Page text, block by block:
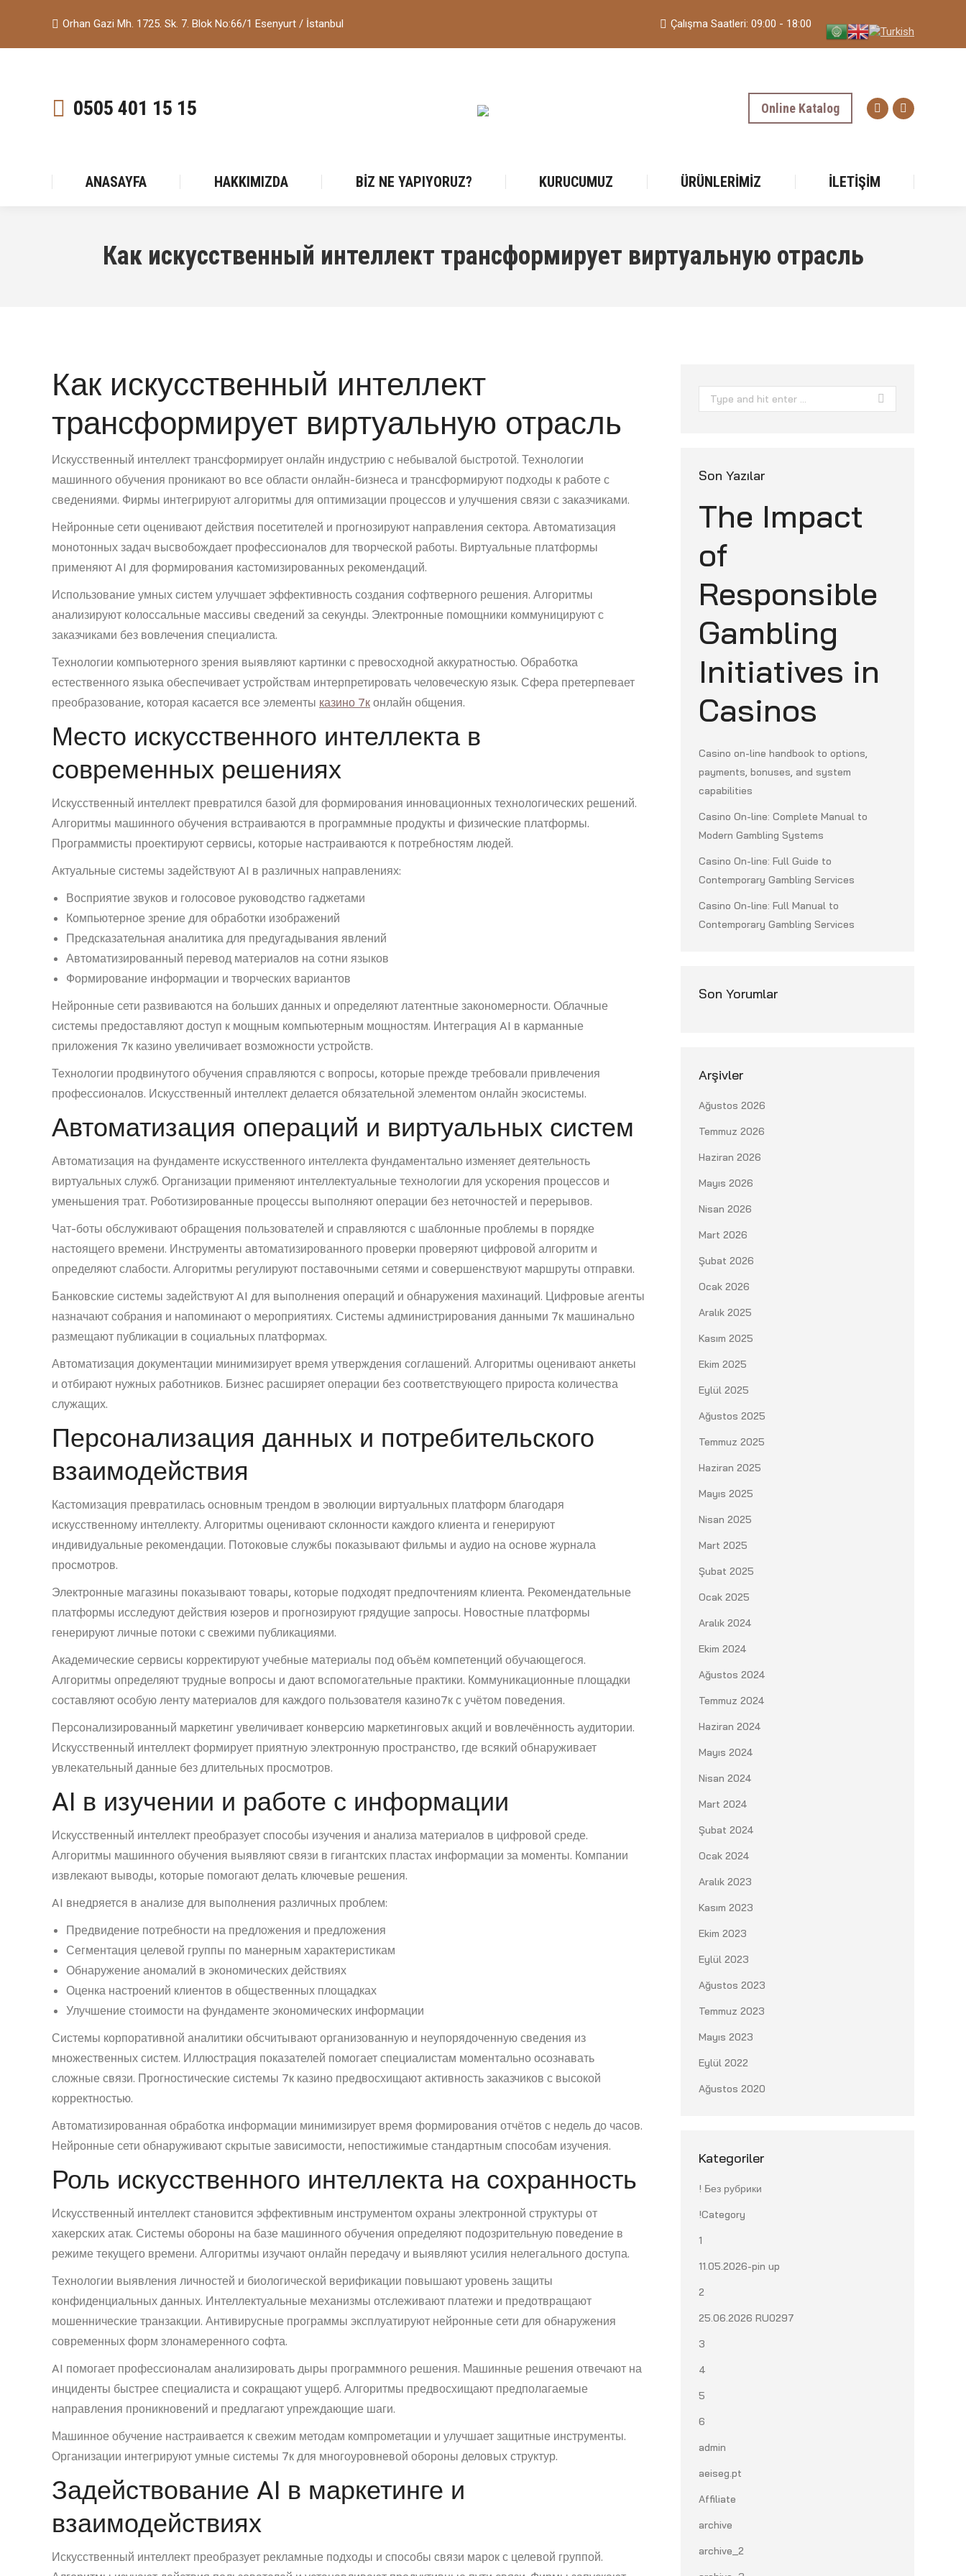
Orhan Gazi Mh. 1725. Sk. 7. Blok No:66/1 Esenyurt / İstanbul Çalışma Saatleri: 09:00 - 18:00
0505 401 15 15 Online Katalog
ANASAYFA HAKKIMIZDA BIZ NE YAPIYORUZ? KURUCUMUZ ÜRÜNLERIMIZ İLETIŞIM
Как искусственный интеллект трансформирует виртуальную отрасль
Как искусственный интеллект
трансформирует виртуальную отрасль
Искусственный интеллект трансформирует онлайн индустрию с небывалой быстротой. Технологии
машинного обучения проникают во все области онлайн-бизнеса и трансформируют подходы к работе с
сведениями. Фирмы интегрируют алгоритмы для оптимизации процессов и улучшения связи с заказчиками.
Нейронные сети оценивают действия посетителей и прогнозируют направления сектора. Автоматизация
монотонных задач высвобождает профессионалов для творческой работы. Виртуальные платформы
применяют AI для формирования кастомизированных рекомендаций.
Использование умных систем улучшает эффективность создания софтверного решения. Алгоритмы
анализируют колоссальные массивы сведений за секунды. Электронные помощники коммуницируют с
заказчиками без вовлечения специалиста.
Технологии компьютерного зрения выявляют картинки с превосходной аккуратностью. Обработка
естественного языка обеспечивает устройствам интерпретировать человеческую язык. Сфера претерпевает
преобразование, которая касается все элементы казино 7к онлайн общения.
Место искусственного интеллекта в
современных решениях
Искусственный интеллект превратился базой для формирования инновационных технологических решений.
Алгоритмы машинного обучения встраиваются в программные продукты и физические платформы.
Программисты проектируют сервисы, которые настраиваются к потребностям людей.
Актуальные системы задействуют AI в различных направлениях:
Восприятие звуков и голосовое руководство гаджетами
Компьютерное зрение для обработки изображений
Предсказательная аналитика для предугадывания явлений
Автоматизированный перевод материалов на сотни языков
Формирование информации и творческих вариантов
Нейронные сети развиваются на больших данных и определяют латентные закономерности. Облачные
системы предоставляют доступ к мощным компьютерным мощностям. Интеграция AI в карманные
приложения 7к казино увеличивает возможности устройств.
Технологии продвинутого обучения справляются с вопросы, которые прежде требовали привлечения
профессионалов. Искусственный интеллект делается обязательной элементом онлайн экосистемы.
Автоматизация операций и виртуальных систем
Автоматизация на фундаменте искусственного интеллекта фундаментально изменяет деятельность
виртуальных служб. Организации применяют интеллектуальные технологии для ускорения процессов и
уменьшения трат. Роботизированные процессы выполняют операции без неточностей и перерывов.
Чат-боты обслуживают обращения пользователей и справляются с шаблонные проблемы в порядке
настоящего времени. Инструменты автоматизированного проверки проверяют цифровой алгоритм и
определяют слабости. Алгоритмы регулируют поставочными сетями и совершенствуют маршруты отправки.
Банковские системы задействуют AI для выполнения операций и обнаружения махинаций. Цифровые агенты
назначают собрания и напоминают о мероприятиях. Системы администрирования данными 7к машинально
размещают публикации в социальных платформах.
Автоматизация документации минимизирует время утверждения соглашений. Алгоритмы оценивают анкеты
и отбирают нужных работников. Бизнес расширяет операции без соответствующего прироста количества
служащих.
Персонализация данных и потребительского
взаимодействия
Кастомизация превратилась основным трендом в эволюции виртуальных платформ благодаря
искусственному интеллекту. Алгоритмы оценивают склонности каждого клиента и генерируют
индивидуальные рекомендации. Потоковые службы показывают фильмы и аудио на основе журнала
просмотров.
Электронные магазины показывают товары, которые подходят предпочтениям клиента. Рекомендательные
платформы исследуют действия юзеров и прогнозируют грядущие запросы. Новостные платформы
генерируют личные потоки с свежими публикациями.
Академические сервисы корректируют учебные материалы под объём компетенций обучающегося.
Алгоритмы определяют трудные вопросы и дают вспомогательные практики. Коммуникационные площадки
составляют особую ленту материалов для каждого пользователя казино7к с учётом поведения.
Персонализированный маркетинг увеличивает конверсию маркетинговых акций и вовлечённость аудитории.
Искусственный интеллект формирует приятную электронную пространство, где всякий обнаруживает
увлекательный данные без длительных просмотров.
AI в изучении и работе с информации
Искусственный интеллект преобразует способы изучения и анализа материалов в цифровой среде.
Алгоритмы машинного обучения выявляют связи в гигантских пластах информации за моменты. Компании
извлекают выводы, которые помогают делать ключевые решения.
AI внедряется в анализе для выполнения различных проблем:
Предвидение потребности на предложения и предложения
Сегментация целевой группы по манерным характеристикам
Обнаружение аномалий в экономических действиях
Оценка настроений клиентов в общественных площадках
Улучшение стоимости на фундаменте экономических информации
Системы корпоративной аналитики обсчитывают организованную и неупорядоченную сведения из
множественных систем. Иллюстрация показателей помогает специалистам моментально осознавать
сложные связи. Прогностические системы 7к казино предвосхищают активность заказчиков с высокой
корректностью.
Автоматизированная обработка информации минимизирует время формирования отчётов с недель до часов.
Нейронные сети обнаруживают скрытые зависимости, непостижимые стандартным способам изучения.
Роль искусственного интеллекта на сохранность
Искусственный интеллект становится эффективным инструментом охраны электронной структуры от
хакерских атак. Системы обороны на базе машинного обучения определяют подозрительную поведение в
режиме текущего времени. Алгоритмы изучают онлайн передачу и выявляют усилия нелегального доступа.
Технологии выявления личностей и биологической верификации повышают уровень защиты
конфиденциальных данных. Интеллектуальные механизмы отслеживают платежи и предотвращают
мошеннические транзакции. Антивирусные программы эксплуатируют нейронные сети для обнаружения
современных форм злонамеренного софта.
AI помогает профессионалам анализировать дыры программного решения. Машинные решения отвечают на
инциденты быстрее специалиста и сокращают ущерб. Алгоритмы предвосхищают предполагаемые
направления проникновений и предлагают упреждающие шаги.
Машинное обучение настраивается к свежим методам компрометации и улучшает защитные инструменты.
Организации интегрируют умные системы 7к для многоуровневой обороны деловых структур.
Задействование AI в маркетинге и
взаимодействиях
Искусственный интеллект преобразует рекламные подходы и способы связи марок с целевой группой.
Search:
Son Yazılar
The Impact
of
Responsible
Gambling
Initiatives in
Casinos
Casino on-line handbook to options,
payments, bonuses, and system
capabilities
Casino On-line: Complete Manual to
Modern Gambling Systems
Casino On-line: Full Guide to
Contemporary Gambling Services
Casino On-line: Full Manual to
Contemporary Gambling Services
Son Yorumlar
Arşivler
Ağustos 2026
Temmuz 2026
Haziran 2026
Mayıs 2026
Nisan 2026
Mart 2026
Şubat 2026
Ocak 2026
Aralık 2025
Kasım 2025
Ekim 2025
Eylül 2025
Ağustos 2025
Temmuz 2025
Haziran 2025
Mayıs 2025
Nisan 2025
Mart 2025
Şubat 2025
Ocak 2025
Aralık 2024
Ekim 2024
Ağustos 2024
Temmuz 2024
Haziran 2024
Mayıs 2024
Nisan 2024
Mart 2024
Şubat 2024
Ocak 2024
Aralık 2023
Kasım 2023
Ekim 2023
Eylül 2023
Ağustos 2023
Temmuz 2023
Mayıs 2023
Eylül 2022
Ağustos 2020
Kategoriler
! Без рубрики
!Category
1
11.05.2026-pin up
2
25.06.2026 RU0297
3
4
5
6
admin
aeiseg.pt
Affiliate
archive
archive_2